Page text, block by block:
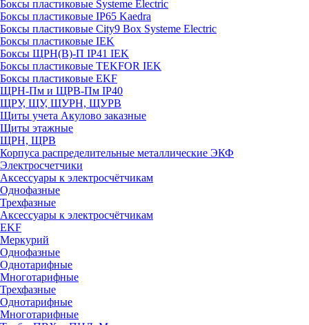
Боксы пластиковые Systeme Electric
Боксы пластиковые IP65 Kaedra
Боксы пластиковые City9 Box Systeme Electric
Боксы пластиковые IEK
Боксы ЩРН(В)-П IP41 IEK
Боксы пластиковые TEKFOR IEK
Боксы пластиковые EKF
ЩРН-Пм и ЩРВ-Пм IP40
ЩРУ, ЩУ, ЩУРН, ЩУРВ
Щиты учета Акулово заказные
Щиты этажные
ЩРН, ЩРВ
Корпуса распределительные металлические ЭКФ
Электросчетчики
Аксессуары к электросчётчикам
Однофазные
Трехфазные
Аксессуары к электросчётчикам
EKF
Меркурий
Однофазные
Однотарифные
Многотарифные
Трехфазные
Однотарифные
Многотарифные